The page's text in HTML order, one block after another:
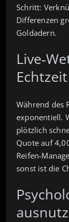
Schritt:
Differenzen
Goldadern.
Echtzeit
Während des
exponentiell.
plötzlich
Quote auf
sonst ist die